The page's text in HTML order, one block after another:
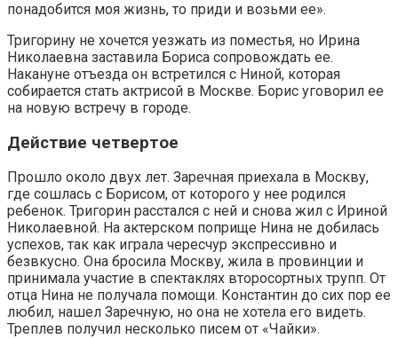
понадобится моя жизнь, то приди и возьми ее».
Тригорину не хочется уезжать из поместья, но Ирина
Николаевна заставила Бориса сопровождать ее.
Накануне отъезда он встретился с Ниной, которая
собирается стать актрисой в Москве. Борис уговорил ее
на новую встречу в городе.
Действие четвертое
Прошло около двух лет. Заречная приехала в Москву,
где сошлась с Борисом, от которого у нее родился
ребенок. Тригорин расстался с ней и снова жил с Ириной
Николаевной. На актерском поприще Нина не добилась
успехов, так как играла чересчур экспрессивно и
безвкусно. Она бросила Москву, жила в провинции и
принимала участие в спектаклях второсортных трупп. От
отца Нина не получала помощи. Константин до сих пор ее
любил, нашел Заречную, но она не хотела его видеть.
Треплев получил несколько писем от «Чайки».